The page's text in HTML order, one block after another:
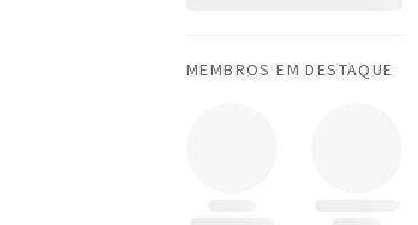
MEMBROS EM DESTAQUE